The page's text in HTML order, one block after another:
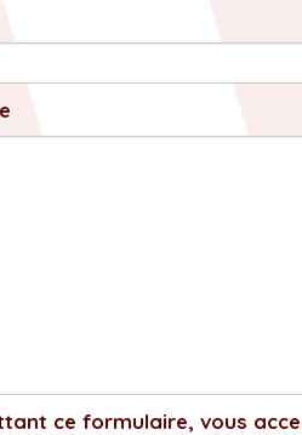
ce formulaire, vous